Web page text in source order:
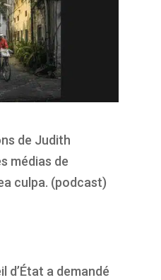
de Judith
médias de
culpa. (podcast)
d’État a demandé